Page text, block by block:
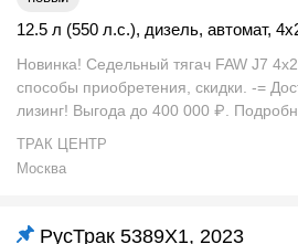
12.5 л (550 л.с.), дизель, автомат,
Новинка! Седельный тягач FAW J7
способы приобретения, скидки. -=
лизинг! Выгода до 400 000 ₽.
ТРАК ЦЕНТР
Москва
РусТрак 5389X1, 2023